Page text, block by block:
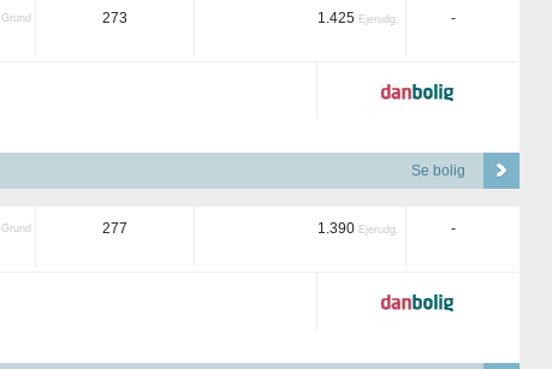
Grund 273 1.425 Ejerudg. -
Se bolig
Grund 277 1.390 Ejerudg. -